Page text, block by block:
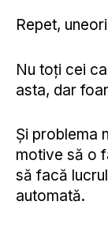
Repet,
Nu toți cei
asta, dar
Și problema
motive să o
să facă
automată.